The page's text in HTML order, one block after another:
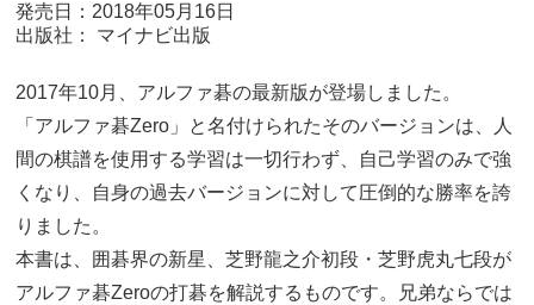
発売日：2018年05月16日
出版社： マイナビ出版
2017年10月、アルファ碁の最新版が登場しました。
「アルファ碁Zero」と名付けられたそのバージョンは、人
間の棋譜を使用する学習は一切行わず、自己学習のみで強
くなり、自身の過去バージョンに対して圧倒的な勝率を誇
りました。
本書は、囲碁界の新星、芝野龍之介初段・芝野虎丸七段が
アルファ碁Zeroの打碁を解説するものです。兄弟ならでは